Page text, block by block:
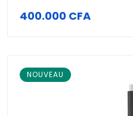
400.000 CFA
NOUVEAU